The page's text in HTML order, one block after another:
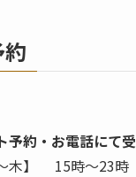
予約・お電話にて
〜木】 15時〜23時